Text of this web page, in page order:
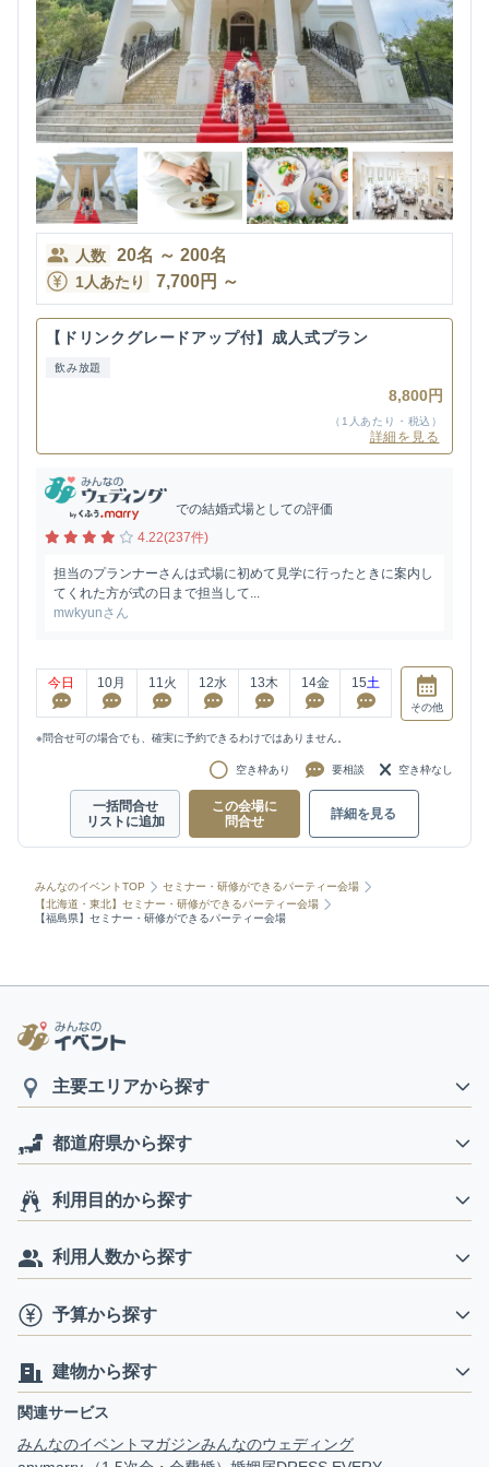
人数 20名 ～ 200名
1人あたり 7,700円 ～
【ドリンクグレードアップ付】成人式プラン
飲み放題
8,800円
（1人あたり・税込）
詳細を見る
での結婚式場としての評価
4.22(237件)
担当のプランナーさんは式場に初めて見学に行ったときに案内し
てくれた方が式の日まで担当して...
mwkyunさん
今日 10月 11火 12水 13木 14金 15土
その他
※問合せ可の場合でも、確実に予約できるわけではありません。
空き枠あり 要相談 空き枠なし
一括問合せ
リストに追加
この会場に
問合せ
詳細を見る
みんなのイベントTOP
セミナー・研修ができるパーティー会場
【北海道・東北】セミナー・研修ができるパーティー会場
【福島県】セミナー・研修ができるパーティー会場
主要エリアから探す
都道府県から探す
利用目的から探す
利用人数から探す
予算から探す
建物から探す
関連サービス
みんなのイベントマガジンみんなのウェディング